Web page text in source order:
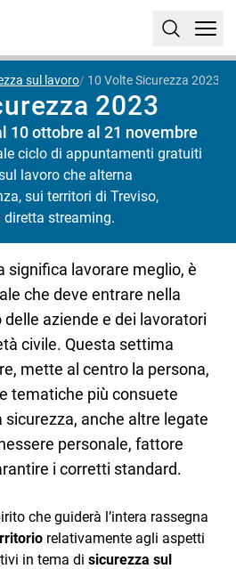
sul lavoro 10 Volte Sicurezza 2023
2023
10 ottobre al 21 novembre
ciclo di appuntamenti gratuiti
lavoro che alterna
sui territori di Treviso,
diretta streaming.
significa lavorare meglio, è
che deve entrare nella
aziende e dei lavoratori
civile. Questa settima
mette al centro la persona,
tematiche più consuete
anche altre legate
personale, fattore
i corretti standard.
che guiderà l’intera rassegna
relativamente agli aspetti
in tema di sicurezza sul